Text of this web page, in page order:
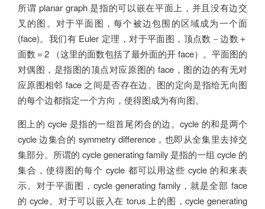
所谓 planar graph 是指的可以嵌在平面上，并且没有边交
叉的图。对于平面图，每个被边包围的区域成为一个面
(face)。我们有 Euler 定理，对于平面图，顶点数－边数＋
面数＝2 （这里的面数包括了最外面的开 face）。平面图的
对偶图，是指图的顶点对应原图的 face，图的边的有无对
应原图相邻 face 之间是否存在边。图的定向是指给无向图
的每个边都指定一个方向，使得图成为有向图。
图上的 cycle 是指的一组首尾闭合的边。cycle 的和是两个
cycle 边集合的 symmetry difference，也即从全集里去掉交
集部分。所谓的 cycle generating family 是指的一组 cycle 的
集合，使得图的每个 cycle 都可以用这些 cycle 的和来表
示。对于平面图，cycle generating family，就是全部 face
的 cycle。对于可以嵌入在 torus 上的图，cycle generating